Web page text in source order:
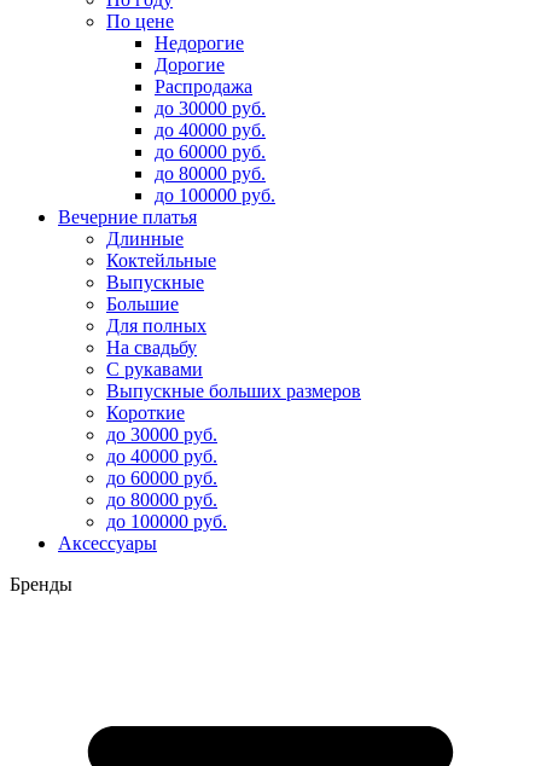
По цене
Недорогие
Дорогие
Распродажа
до 30000 руб.
до 40000 руб.
до 60000 руб.
до 80000 руб.
до 100000 руб.
Вечерние платья
Длинные
Коктейльные
Выпускные
Большие
Для полных
На свадьбу
С рукавами
Выпускные больших размеров
Короткие
до 30000 руб.
до 40000 руб.
до 60000 руб.
до 80000 руб.
до 100000 руб.
Аксессуары
Бренды